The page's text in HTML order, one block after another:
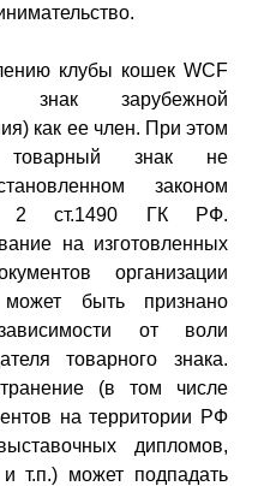
клубы кошек WCF
знак зарубежной
как ее член. При этом
знак не
законом
2 ст.1490 ГК РФ.
на изготовленных
организации
быть признано
от воли
товарного знака.
(в том числе
на территории РФ
дипломов,
т.п.) может подпадать